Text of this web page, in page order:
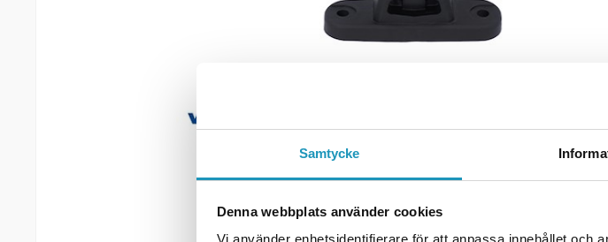
Samtycke
Denna webbplats använder cookies
Vi använder enhetsidentifierare för att anpassa innehållet och